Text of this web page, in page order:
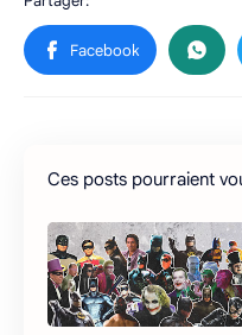
Ces posts pourraient